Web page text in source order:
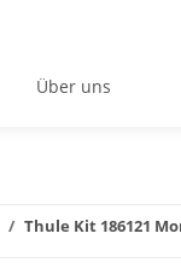
Über uns
Thule Kit 186121